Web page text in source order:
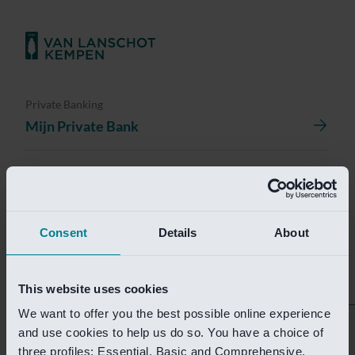
Consent Details About
This website uses cookies
We want to offer you the best possible online experience
and use cookies to help us do so. You have a choice of
three profiles: Essential, Basic and Comprehensive.
Private Banking
Mijn Private Bank
Investment Banking
Van Lanschot Kempen Research
Helaas is deze pagina